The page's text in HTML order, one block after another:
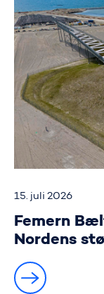
15. juli 2026
Femern
Nordens